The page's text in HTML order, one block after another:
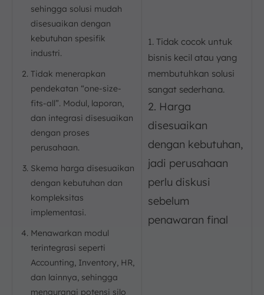
sehingga solusi mudah
disesuaikan dengan
kebutuhan spesifik
industri.
Tidak menerapkan
pendekatan “one-size-
fits-all”. Modul, laporan,
dan integrasi disesuaikan
dengan proses
perusahaan.
Skema harga disesuaikan
dengan kebutuhan dan
kompleksitas
implementasi.
Menawarkan modul
terintegrasi seperti
Accounting, Inventory, HR,
dan lainnya, sehingga
mengurangi potensi silo
1. Tidak cocok untuk
bisnis kecil atau yang
membutuhkan solusi
sangat sederhana.
2. Harga
disesuaikan
dengan kebutuhan,
jadi perusahaan
perlu diskusi
sebelum
penawaran final